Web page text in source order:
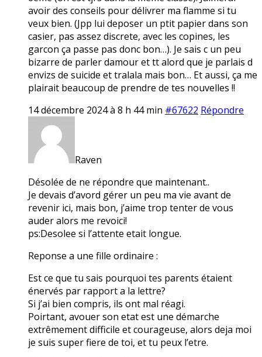
avoir des conseils pour délivrer ma flamme si tu
veux bien. (Jpp lui deposer un ptit papier dans son
casier, pas assez discrete, avec les copines, les
garcon ça passe pas donc bon…). Je sais c un peu
bizarre de parler damour et tt alord que je parlais d
envizs de suicide et tralala mais bon… Et aussi, ça me
plairait beaucoup de prendre de tes nouvelles !!
14 décembre 2024 à 8 h 44 min #67622 Répondre
Raven
Désolée de ne répondre que maintenant..
Je devais d’avord gérer un peu ma vie avant de
revenir ici, mais bon, j’aime trop tenter de vous
auder alors me revoici!
ps:Desolee si l’attente etait longue.
Reponse a une fille ordinaire :
Est ce que tu sais pourquoi tes parents étaient
énervés par rapport a la lettre?
Si j’ai bien compris, ils ont mal réagi.
Poirtant, avouer son etat est une démarche
extrêmement difficile et courageuse, alors deja moi
je suis super fiere de toi, et tu peux l’etre.